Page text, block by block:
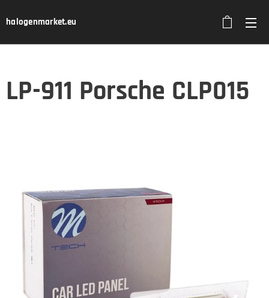
halogenmarket.eu
LP-911 Porsche CLP015